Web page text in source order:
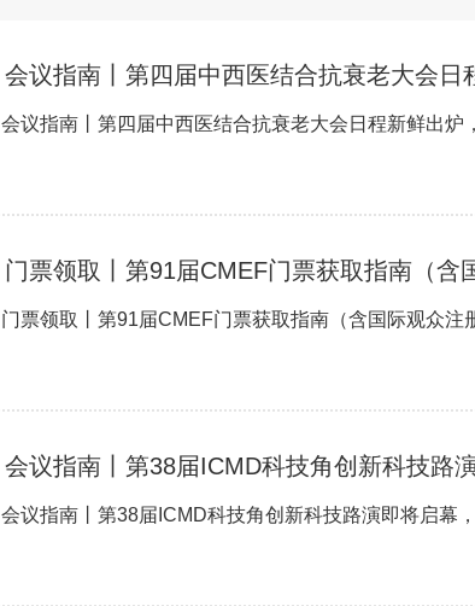
会议指南丨第四届中西医结合抗衰老大会日
会议指南丨第四届中西医结合抗衰老大会日程新鲜出炉
门票领取丨第91届CMEF门票获取指南（含
门票领取丨第91届CMEF门票获取指南（含国际观众注
会议指南丨第38届ICMD科技角创新科技路
会议指南丨第38届ICMD科技角创新科技路演即将启幕